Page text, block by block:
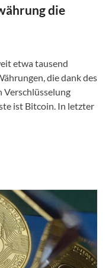
die
etwa tausend
die dank des
Verschlüsselung
ist Bitcoin. In letzter